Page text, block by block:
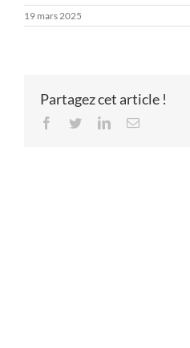
19 mars 2025
Partagez cet article !
Facebook
TwitterLinkedInEmail